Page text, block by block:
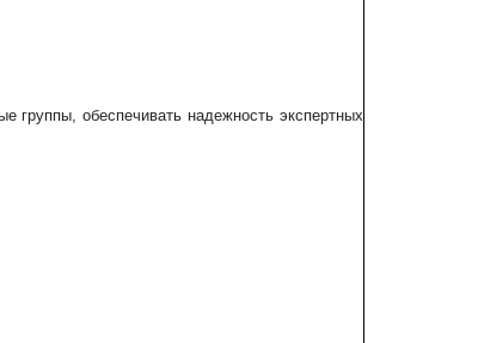
группы, обеспечивать надежность экспертных